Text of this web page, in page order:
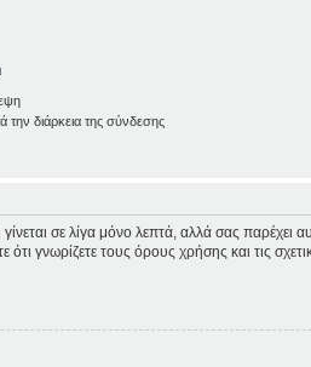
διάρκεια της σύνδεσης
σε λίγα μόνο λεπτά, αλλά σας
ότι γνωρίζετε τους όρους χρήσης και τις